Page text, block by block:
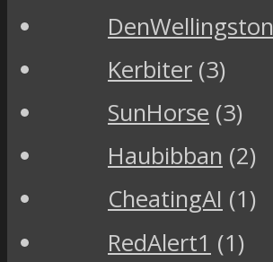
DenWellingston
Kerbiter (3)
SunHorse (3)
Haubibban (2)
CheatingAI (1)
RedAlert1 (1)